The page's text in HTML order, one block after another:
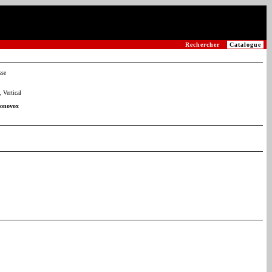
Catalogue
Rechercher
Vertical